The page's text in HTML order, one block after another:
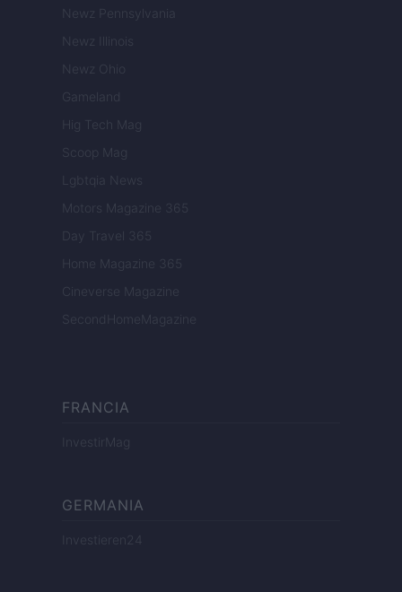
Newz Pennsylvania
Newz Illinois
Newz Ohio
Gameland
Hig Tech Mag
Scoop Mag
Lgbtqia News
Motors Magazine 365
Day Travel 365
Home Magazine 365
Cineverse Magazine
SecondHomeMagazine
FRANCIA
InvestirMag
GERMANIA
Investieren24